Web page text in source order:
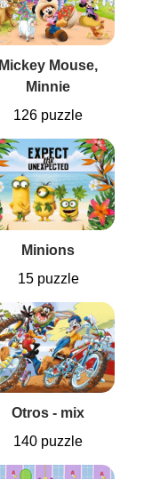
Mickey Mouse,
Minnie
126 puzzle
Minions
15 puzzle
Otros - mix
140 puzzle